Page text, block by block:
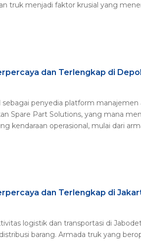
truk menjadi faktor krusial yang
dan Terlengkap di
sebagai penyedia platform
Spare Part Solutions, yang mana
kendaraan operasional, mulai dari
dan Terlengkap di
logistik dan transportasi di
barang. Armada truk yang